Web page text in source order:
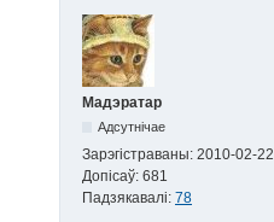
Мадэратар
Адсутнічае
Зарэгістраваны: 2010-02-22
Допісаў: 681
Падзякавалі: 78